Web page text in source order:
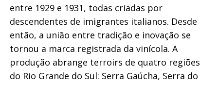
entre 1929 e 1931, todas criadas por
descendentes de imigrantes italianos. Desde
então, a união entre tradição e inovação se
tornou a marca registrada da vinícola. A
produção abrange terroirs de quatro regiões
do Rio Grande do Sul: Serra Gaúcha, Serra do